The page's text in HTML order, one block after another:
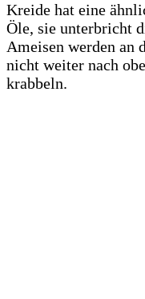
Kreide hat eine
Öle, sie unterbricht
Ameisen werden an
nicht weiter nach
krabbeln.